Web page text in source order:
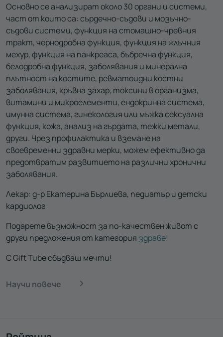
Основно се анализират около 30 органи и системи,
част от които са: сърдечно-съдови и мозъчно-
съдови системи, функция на стомашно-чревния
тракт, чернодробна функция, функция на жлъчния
мехур, функция на панкреаса, бъбречна функция,
белодробна функция, заболявания и минерална
плътност на костите, ревматоидни костни
заболявания, кръвна захар, токсини в организма,
витамини и микроелементи, ендокринна система,
имунна система, гинекология или мъжка сексуална
функция, кожа, анализ на гърдата, тежки метали,
други. Чрез профилактика и вземане на
своевременни здравни мерки, можем ефективно да
предотвратим развитието на различни хронични
заболявания.
Лекар: д-р Екатерина Бърлиева, педиатър и детски
кардиолог
Подарете възможност за по-качествен живот с
други предложения от категория здраве!
С Gift Tube сбъдваш мечти!
Научи повече